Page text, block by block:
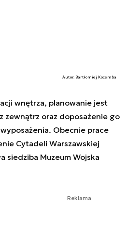
Autor. Bartłomiej Kocemba
wnętrza, planowanie jest
zewnątrz oraz doposażenie go
Obecnie prace
Cytadeli Warszawskiej
siedziba Muzeum Wojska
Reklama